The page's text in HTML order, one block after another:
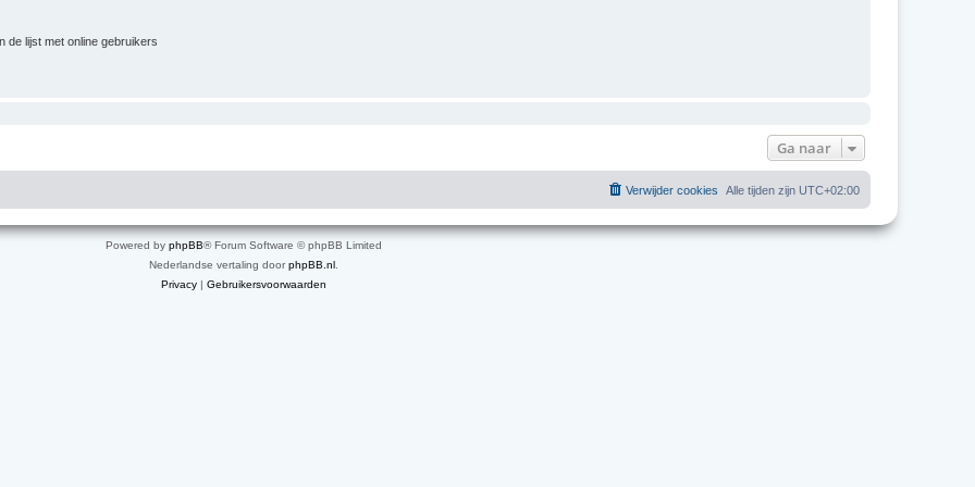
de lijst met online gebruikers
Ga naar
Alle tijden zijn UTC+02:00
Verwijder cookies
Powered by phpBB® Forum Software © phpBB Limited
Nederlandse vertaling doorphpBB.nl
Privacy | Gebruikersvoorwaarden